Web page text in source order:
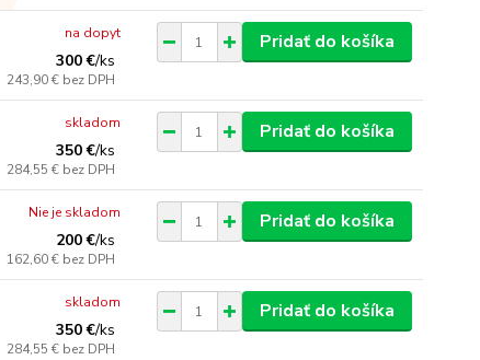
300 €/ks
243,90 € bez DPH
na dopyt Pridať do košíka
350 €/ks
284,55 € bez DPH
skladom Pridať do košíka
200 €/ks
162,60 € bez DPH
Nie je skladom Pridať do košíka
350 €/ks
284,55 € bez DPH
skladom Pridať do košíka